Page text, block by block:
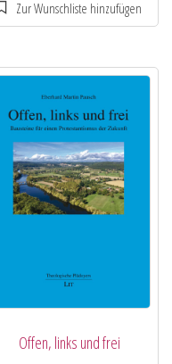
Offen, links und frei